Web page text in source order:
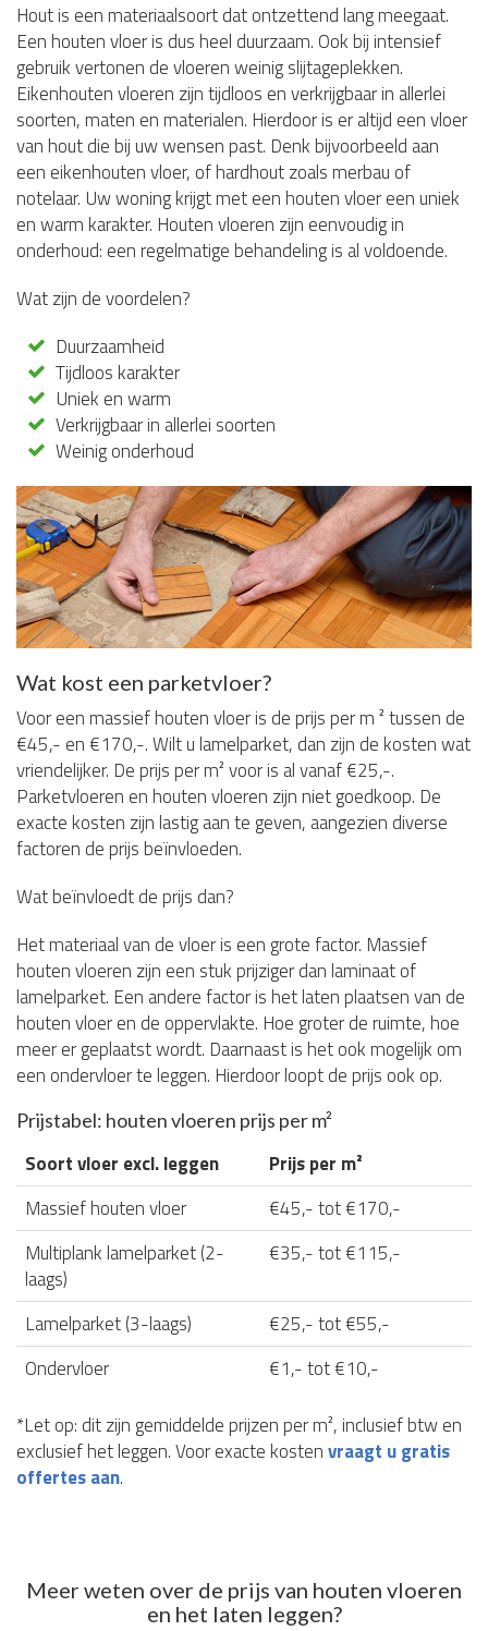
Hout is een materiaalsoort dat ontzettend lang meegaat.
Een houten vloer is dus heel duurzaam. Ook bij intensief
gebruik vertonen de vloeren weinig slijtageplekken.
Eikenhouten vloeren zijn tijdloos en verkrijgbaar in allerlei
soorten, maten en materialen. Hierdoor is er altijd een vloer
van hout die bij uw wensen past. Denk bijvoorbeeld aan
een eikenhouten vloer, of hardhout zoals merbau of
notelaar. Uw woning krijgt met een houten vloer een uniek
en warm karakter. Houten vloeren zijn eenvoudig in
onderhoud: een regelmatige behandeling is al voldoende.
Wat zijn de voordelen?
Duurzaamheid
Tijdloos karakter
Uniek en warm
Verkrijgbaar in allerlei soorten
Weinig onderhoud
Wat kost een parketvloer?
Voor een massief houten vloer is de prijs per m ² tussen de
€45,- en €170,-. Wilt u lamelparket, dan zijn de kosten wat
vriendelijker. De prijs per m² voor is al vanaf €25,-.
Parketvloeren en houten vloeren zijn niet goedkoop. De
exacte kosten zijn lastig aan te geven, aangezien diverse
factoren de prijs beïnvloeden.
Wat beïnvloedt de prijs dan?
Het materiaal van de vloer is een grote factor. Massief
houten vloeren zijn een stuk prijziger dan laminaat of
lamelparket. Een andere factor is het laten plaatsen van de
houten vloer en de oppervlakte. Hoe groter de ruimte, hoe
meer er geplaatst wordt. Daarnaast is het ook mogelijk om
een ondervloer te leggen. Hierdoor loopt de prijs ook op.
Prijstabel: houten vloeren prijs per m²
Soort vloer excl. leggen
Prijs per m²
Massief houten vloer
€45,- tot €170,-
Multiplank lamelparket (2-
laags)
€35,- tot €115,-
Lamelparket (3-laags)
€25,- tot €55,-
Ondervloer
€1,- tot €10,-
*Let op: dit zijn gemiddelde prijzen per m², inclusief btw en
exclusief het leggen. Voor exacte kostenvraagt u gratis
offertes aan.
Meer weten over de prijs van houten vloeren
en het laten leggen?